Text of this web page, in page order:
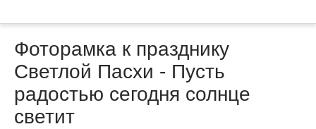
Фоторамка к празднику
Светлой Пасхи - Пусть
радостью сегодня солнце
светит